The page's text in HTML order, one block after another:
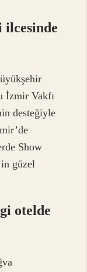
İzmir Vakfı
desteğiyle
Show
güzel
otelde